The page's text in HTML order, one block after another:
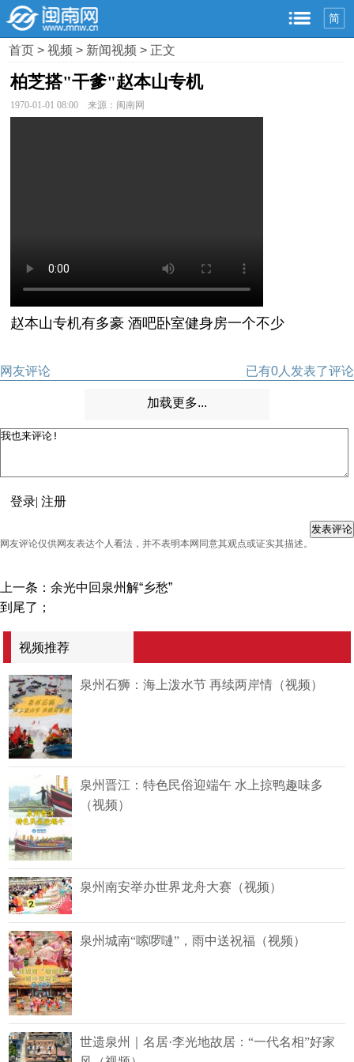
简
首页 >视频 > 新闻视频 > 正文
柏芝搭"干爹"赵本山专机
1970-01-01 08:00 来源：闽南网
赵本山专机有多豪 酒吧卧室健身房一个不少
已有0 人发表了评论
网友评论
加载更多...
登录|注册
网友评论仅供网友表达个人看法，并不表明本网同意其观点或证实其描述。
上一条： 余光中回泉州解“乡愁”
到尾了；
视频推荐
泉州石狮：海上泼水节 再续两岸情（视频）
泉州晋江：特色民俗迎端午 水上掠鸭趣味多
（视频）
泉州南安举办世界龙舟大赛（视频）
泉州城南“嗦啰嗹”，雨中送祝福（视频）
世遗泉州｜名居·李光地故居：“一代名相”好家